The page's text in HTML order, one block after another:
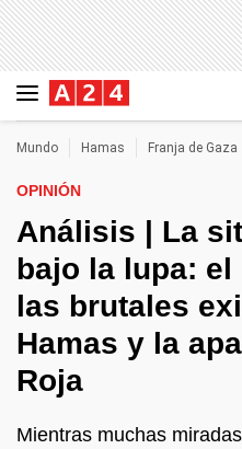
Mundo Hamas Franja de Gaza
OPINIÓN
Análisis | La
bajo la lupa: el
las brutales
Hamas y la
Roja
Mientras muchas